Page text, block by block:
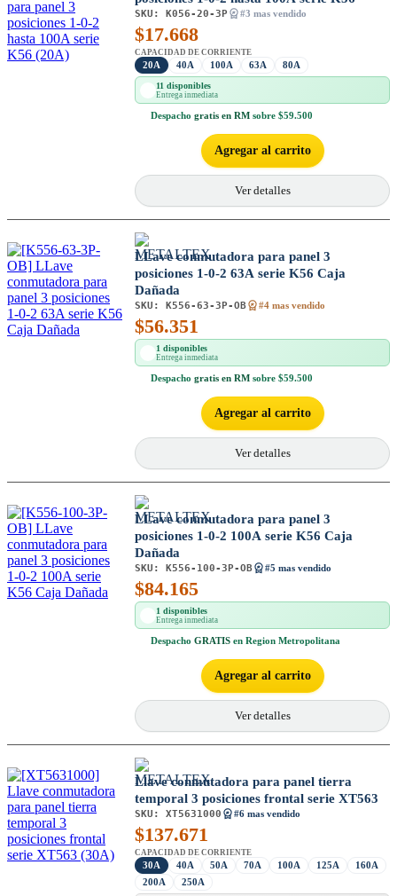
SKU: K056-20-3P #3 mas vendido
$17.668
CAPACIDAD DE CORRIENTE
20A 40A 100A 63A 80A
11 disponibles
Entrega inmediata
Despacho gratis en RM sobre $59.500
Agregar al carrito
Ver detalles
LLave conmutadora para panel 3
posiciones 1-0-2 63A serie K56 Caja
Dañada
SKU: K556-63-3P-OB #4 mas vendido
$56.351
1 disponibles
Entrega inmediata
Despacho gratis en RM sobre $59.500
Agregar al carrito
Ver detalles
LLave conmutadora para panel 3
posiciones 1-0-2 100A serie K56 Caja
Dañada
SKU: K556-100-3P-OB #5 mas vendido
$84.165
1 disponibles
Entrega inmediata
Despacho GRATIS en Region Metropolitana
Agregar al carrito
Ver detalles
Llave conmutadora para panel tierra
temporal 3 posiciones frontal serie XT563
SKU: XT5631000 #6 mas vendido
$137.671
CAPACIDAD DE CORRIENTE
30A 40A 50A 70A 100A 125A
160A
200A
250A